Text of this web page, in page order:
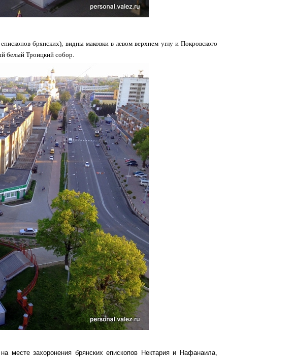
брянских), видны маковки в левом верхнем углу и Покровского
белый Троицкий собор.
на месте захоронения брянских епископов Нектария и Нафанаила,